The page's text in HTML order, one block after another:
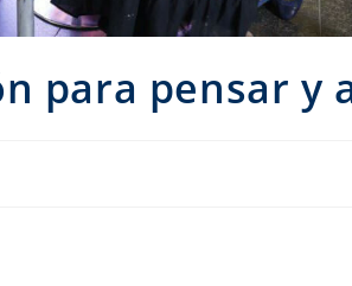
para pensar y